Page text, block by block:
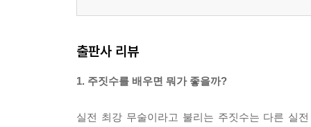
출판사 리뷰
1. 주짓수를 배우면 뭐가 좋을까?
실전 최강 무술이라고 불리는 주짓수는 다른 실